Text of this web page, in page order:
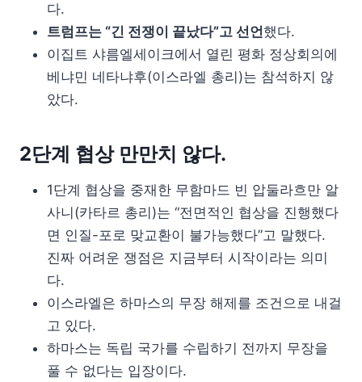
다.
트럼프는 “긴 전쟁이 끝났다”고 선언했다.
이집트 샤름엘세이크에서 열린 평화 정상회의에
베냐민 네타냐후(이스라엘 총리)는 참석하지 않
았다.
2단계 협상 만만치 않다.
1단계 협상을 중재한 무함마드 빈 압둘라흐만 알
사니(카타르 총리)는 “전면적인 협상을 진행했다
면 인질-포로 맞교환이 불가능했다”고 말했다.
진짜 어려운 쟁점은 지금부터 시작이라는 의미
다.
이스라엘은 하마스의 무장 해제를 조건으로 내걸
고 있다.
하마스는 독립 국가를 수립하기 전까지 무장을
풀 수 없다는 입장이다.